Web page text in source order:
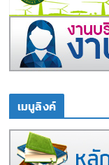
เมนูลิงค์